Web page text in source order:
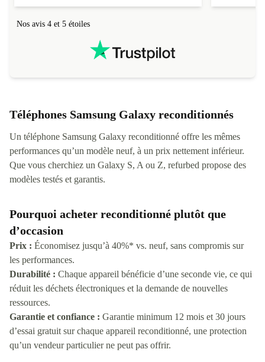
Nos avis 4 et 5 étoiles
Téléphones Samsung Galaxy reconditionnés
Un téléphone Samsung Galaxy reconditionné offre les mêmes
performances qu’un modèle neuf, à un prix nettement inférieur.
Que vous cherchiez un Galaxy S, A ou Z, refurbed propose des
modèles testés et garantis.
Pourquoi acheter reconditionné plutôt que
d’occasion
Prix : Économisez jusqu’à 40%* vs. neuf, sans compromis sur
les performances.
Durabilité : Chaque appareil bénéficie d’une seconde vie, ce qui
réduit les déchets électroniques et la demande de nouvelles
ressources.
Garantie et confiance : Garantie minimum 12 mois et 30 jours
d’essai gratuit sur chaque appareil reconditionné, une protection
qu’un vendeur particulier ne peut pas offrir.